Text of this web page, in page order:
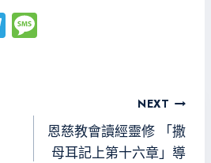
Te
le
e
NEXT
恩慈教會讀經靈修 「撒
母耳記上第十六章」導